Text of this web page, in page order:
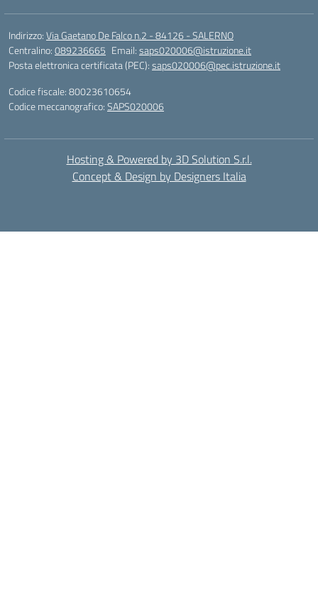
Indirizzo:Via Gaetano De Falco n.2 - 84126 - SALERNO
Centralino:089236665 Email:saps020006@istruzione.it
Posta elettronica certificata (PEC):saps020006@pec.istruzione.it
Codice fiscale: 80023610654
Codice meccanografico:SAPS020006
Hosting & Powered by 3D Solution S.r.l.
Concept & Design by Designers Italia